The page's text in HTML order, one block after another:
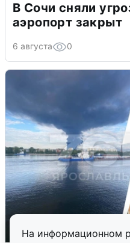
На информационном
В Сочи сняли
аэропорт закрыт
6 августа 0